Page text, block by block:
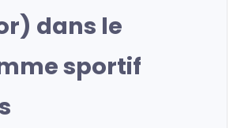
dans le
sportif